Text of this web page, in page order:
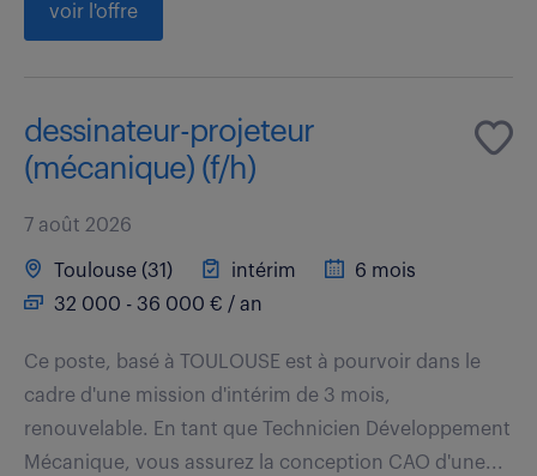
voir l'offre
dessinateur-projeteur
(mécanique) (f/h)
7 août 2026
Toulouse (31) intérim
6 mois
32 000 - 36 000 € / an
Ce poste, basé à TOULOUSE est à pourvoir dans le
cadre d'une mission d'intérim de 3 mois,
renouvelable. En tant que Technicien Développement
Mécanique, vous assurez la conception CAO d'une...